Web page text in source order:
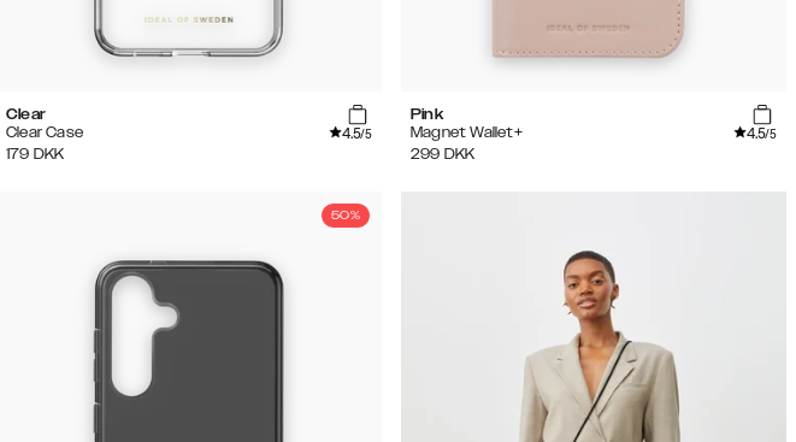
Clear
Clear Case
4.5/5
179 DKK
Pink
Magnet Wallet+
4.5/5
299 DKK
50%